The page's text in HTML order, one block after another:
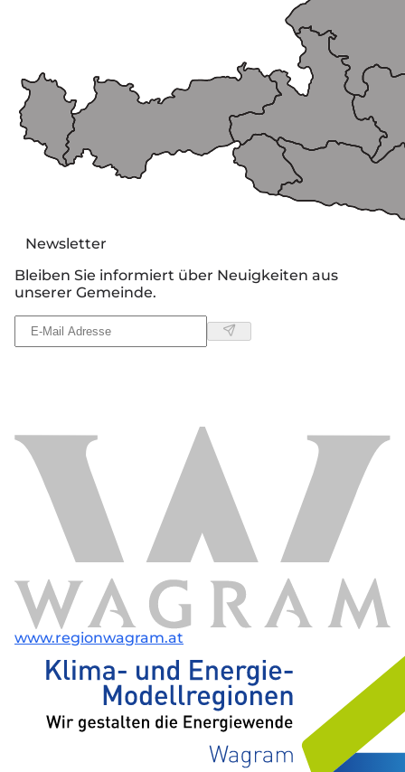
Newsletter
Bleiben Sie informiert über Neuigkeiten aus
unserer Gemeinde.
www.regionwagram.at